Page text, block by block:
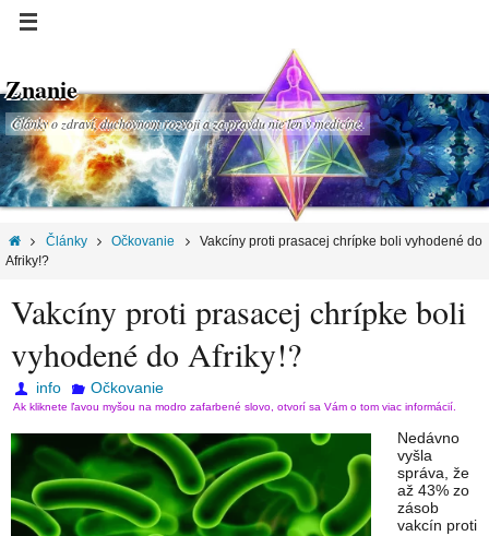
Znanie
Články o zdraví, duchovnom rozvoji a za pravdu nie len v medicíne.
Články Očkovanie
Vakcíny proti prasacej chrípke boli vyhodené do
Afriky!?
Vakcíny proti prasacej chrípke boli
vyhodené do Afriky!?
info Očkovanie
Ak kliknete ľavou myšou na modro zafarbené slovo, otvorí sa Vám o tom viac informácií.
Nedávno
vyšla
správa, že
až 43% zo
zásob
vakcín proti